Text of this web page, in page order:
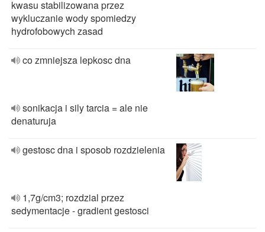
kwasu stabilizowana przez
wykluczanie wody spomiedzy
hydrofobowych zasad
co zmniejsza lepkosc dna
sonikacja i sily tarcia = ale nie
denaturuja
gestosc dna i sposob rozdzielenia
1,7g/cm3; rozdzial przez
sedymentacje - gradient gestosci